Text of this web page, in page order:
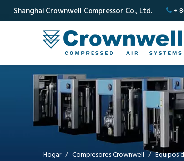
Shanghai Crownwell Compressor Co., Ltd.  +
Hogar / Compresores Crownwell / Equipos